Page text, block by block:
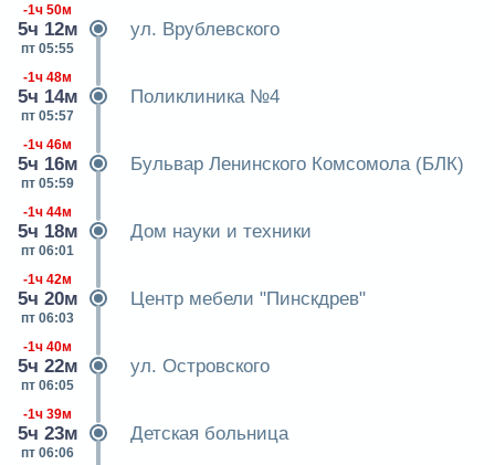
-1ч 50м
5ч 12м
пт 05:55
ул. Врублевского
-1ч 48м
5ч 14м
пт 05:57
Поликлиника №4
-1ч 46м
5ч 16м
пт 05:59
Бульвар Ленинского Комсомола (БЛК)
-1ч 44м
5ч 18м
пт 06:01
Дом науки и техники
-1ч 42м
5ч 20м
пт 06:03
Центр мебели "Пинскдрев"
-1ч 40м
5ч 22м
пт 06:05
ул. Островского
-1ч 39м
5ч 23м
пт 06:06
Детская больница